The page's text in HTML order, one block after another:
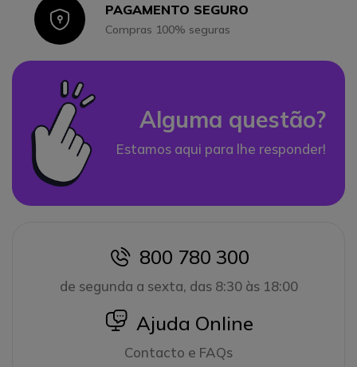
IconPAGAMENTO SEGURO
Compras 100% seguras
Alguma questão?
Estamos aqui para lhe responder!
icon
800 780 300
de segunda a sexta, das 8:30 às 18:00
icon
Ajuda Online
Contacto e FAQs